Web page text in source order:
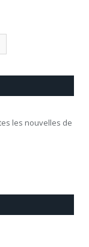
les nouvelles de